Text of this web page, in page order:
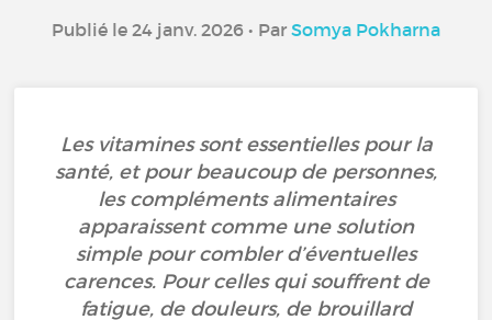
Publié le 24 janv. 2026 • Par Somya Pokharna
Les vitamines sont essentielles pour la
santé, et pour beaucoup de personnes,
les compléments alimentaires
apparaissent comme une solution
simple pour combler d’éventuelles
carences. Pour celles qui souffrent de
fatigue, de douleurs, de brouillard